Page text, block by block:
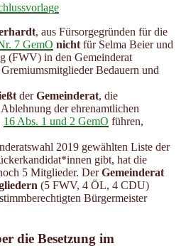
, aus Fürsorgegründen für die
7 GemO nicht für Selma Beier und
(FWV) in den Gemeinderat
Bedauern und
derGemeinderat, die
der ehrenamtlichen
16 Abs. 1 und 2 GemO führen,
2019 gewählten Liste der
gibt, hat die
5 Mitglieder. DerGemeinderat
(5 FWV, 4 ÖL, 4 CDU)
Bürgermeister
die Besetzung im